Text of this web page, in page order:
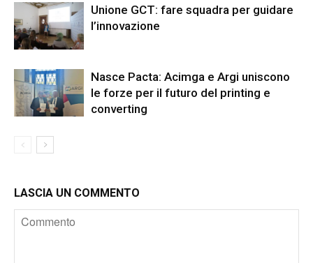
Unione GCT: fare squadra per guidare
l’innovazione
Nasce Pacta: Acimga e Argi uniscono
le forze per il futuro del printing e
converting
LASCIA UN COMMENTO